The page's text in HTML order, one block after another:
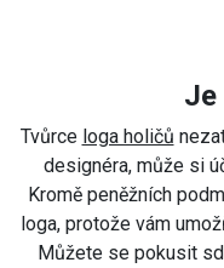
Je
Tvůrce loga holičů
designéra, může si
Kromě peněžních
loga, protože vám
Můžete se pokusit